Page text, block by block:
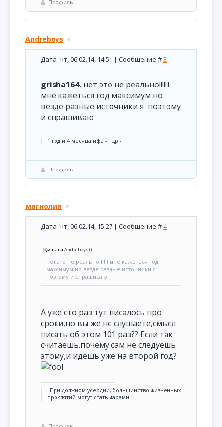
Профиль
Andreboys
Дата: Чт, 06.02.14, 14:51 | Сообщение #3
grisha164, нет это не реально!!!!!!!
мне кажеться год максимум но
везде разные источники я поэтому
и спрашиваю
1 год и 4 месяца ифа - пцр -
Профиль
магнолия
Дата: Чт, 06.02.14, 15:27 | Сообщение #4
ЦитатаAndreboys()
нет это не реально!!!!!!!мне кажеться год
максимум но везде разные источники я
поэтому и спрашиваю
А уже сто раз тут писалось про
сроки,но вы же не слушаете,смысл
писать об этом 101 раз?? Если так
считаешь.почему сам не следуешь
этому,и идешь уже на второй год?
"При должном усердии, большинство жизненных
проклятий могут стать дарами".